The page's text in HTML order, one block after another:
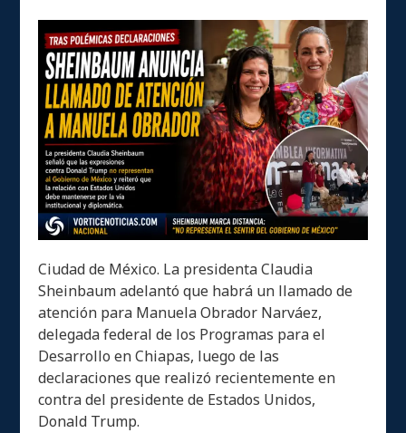
Ciudad de México. La presidenta Claudia
Sheinbaum adelantó que habrá un llamado de
atención para Manuela Obrador Narváez,
delegada federal de los Programas para el
Desarrollo en Chiapas, luego de las
declaraciones que realizó recientemente en
contra del presidente de Estados Unidos,
Donald Trump.